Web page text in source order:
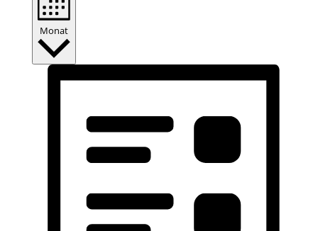
Monat